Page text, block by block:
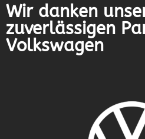
Wir danken
zuverlässigen
Volkswagen